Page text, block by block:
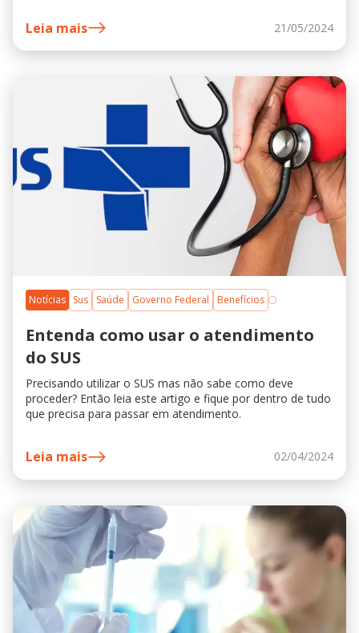
Leia mais 21/05/2024
Notícias Sus Saúde Governo Federal Benefícios
Entenda como usar o atendimento
do SUS
Precisando utilizar o SUS mas não sabe como deve
proceder? Então leia este artigo e fique por dentro de tudo
que precisa para passar em atendimento.
Leia mais 02/04/2024